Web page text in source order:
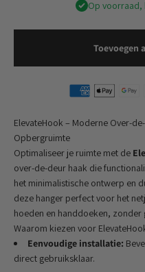
Op voorraad,
Toevoegen
ElevateHook – Moderne Over-
Opbergruimte
Optimaliseer je ruimte met de
over-de-deur haak die
het minimalistische ontwerp en
deze hanger perfect voor het
hoeden en handdoeken,
Waarom kiezen voor
Eenvoudige installatie:
direct gebruiksklaar.